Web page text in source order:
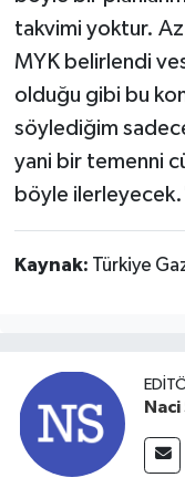
takvimi yoktur.
MYK belirlendi
olduğu gibi bu
söylediğim
yani bir temenni
böyle
Kaynak: Türkiye